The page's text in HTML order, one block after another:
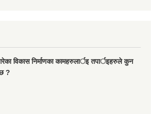
विकास निर्माणका कामहरुलार्इ तपार्इहरुले कुन
?